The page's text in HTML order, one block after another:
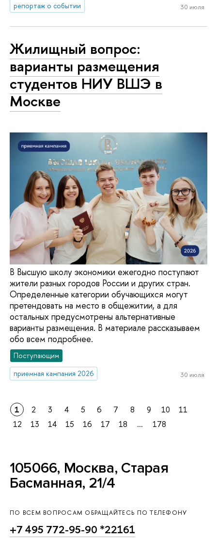
репортаж о событии
30 июля
Жилищный вопрос:
варианты размещения
студентов НИУ ВШЭ в
Москве
В Высшую школу экономики ежегодно поступают
жители разных городов России и других стран.
Определенные категории обучающихся могут
претендовать на место в общежитии, а для
остальных предусмотрены альтернативные
варианты размещения. В материале рассказываем
обо всем подробнее.
Поступающим
приемная кампания 2026
30 июля
1 2 3 4 5 6 7 8 9 10
11
12
13 14 15 16 17 18 ... 178
105066, Москва, Старая
Басманная, 21/4
ПО ВСЕМ ВОПРОСАМ ОБРАЩАЙТЕСЬ ПО ТЕЛЕФОНУ
+7 495 772-95-90 *22161